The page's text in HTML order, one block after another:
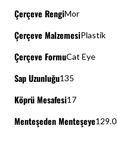
Çerçeve RengiMor
Çerçeve MalzemesiPlastik
Çerçeve FormuCat Eye
Sap Uzunluğu135
Köprü Mesafesi17
Menteşeden Menteşeye129.0